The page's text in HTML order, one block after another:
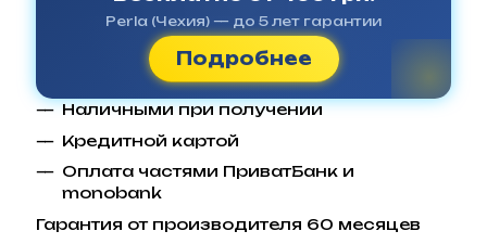
Perla (Чехия) — до 5 лет гарантии
Подробнее
Наличными при получении
Кредитной картой
Оплата частями ПриватБанк и
monobank
Гарантия от производителя 60 месяцев